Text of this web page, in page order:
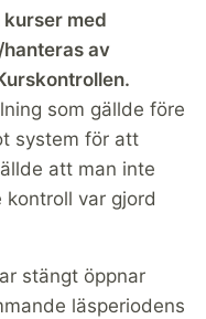
med
av
som gällde före
system för att
att man inte
var gjord
stängt öppnar
läsperiodens